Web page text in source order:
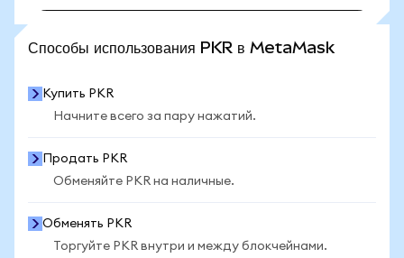
Способы использования PKR в MetaMask
Купить PKR
Начните всего за пару нажатий.
Продать PKR
Обменяйте PKR на наличные.
Обменять PKR
Торгуйте PKR внутри и между блокчейнами.